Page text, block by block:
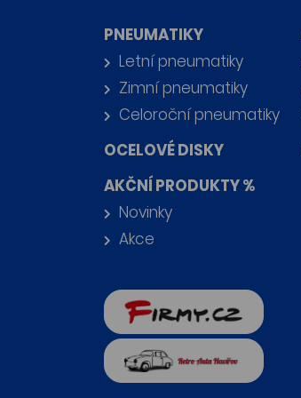
PNEUMATIKY
Letní pneumatiky
Zimní pneumatiky
Celoroční pneumatiky
OCELOVÉ DISKY
AKČNÍ PRODUKTY %
Novinky
Akce
firmy.cz
Retro auta Havířov